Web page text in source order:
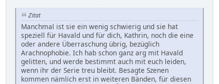
Zitat
Manchmal ist sie ein wenig schwierig und sie hat
speziell für Havald und für dich, Kathrin, noch die eine
oder andere Überraschung übrig, bezüglich
Arachnophobie. Ich hab schon ganz arg mit Havald
gelitten, und werde bestimmt auch mit euch leiden,
wenn ihr der Serie treu bleibt. Besagte Szenen
kommen nämlich erst in weiteren Bänden, für diesen